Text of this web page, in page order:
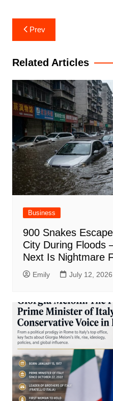
Post
navigation
Prev
Related Articles
Business
900 Snakes
City During Floods
Next Is Nightmare
Emily July 12, 2026